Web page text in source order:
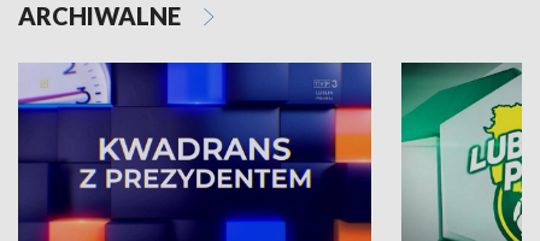
ARCHIWALNE